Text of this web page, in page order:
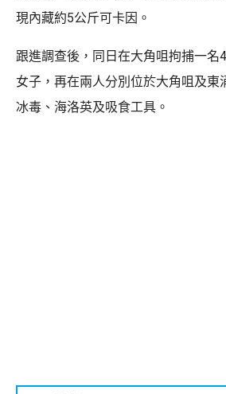
現內藏約5公斤可卡因。
跟進調查後，同日在大角咀拘捕一名
女子，再在兩人分別位於大角咀及東
冰毒、海洛英及吸食工具。